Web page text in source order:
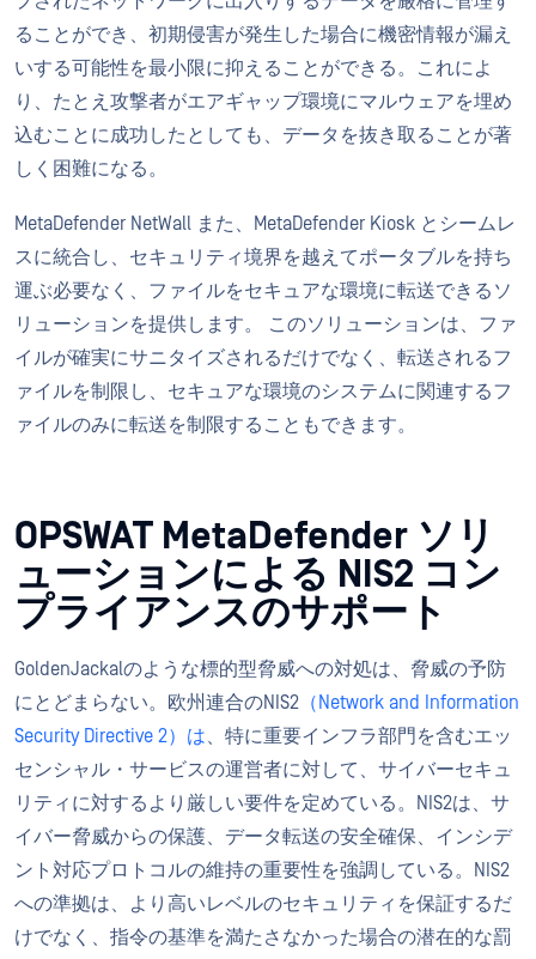
ることができ、初期侵害が発生した場合に機密情報が漏え
いする可能性を最小限に抑えることができる。これによ
り、たとえ攻撃者がエアギャップ環境にマルウェアを埋め
込むことに成功したとしても、データを抜き取ることが著
しく困難になる。
MetaDefender NetWall また、MetaDefender Kiosk とシームレ
スに統合し、セキュリティ境界を越えてポータブルを持ち
運ぶ必要なく、ファイルをセキュアな環境に転送できるソ
リューションを提供します。 このソリューションは、ファ
イルが確実にサニタイズされるだけでなく、転送されるフ
ァイルを制限し、セキュアな環境のシステムに関連するフ
ァイルのみに転送を制限することもできます。
OPSWAT MetaDefender ソリ
ューションによる NIS2 コン
プライアンスのサポート
GoldenJackalのような標的型脅威への対処は、脅威の予防
にとどまらない。欧州連合のNIS2 （Network and Information
Security Directive 2）は、特に重要インフラ部門を含むエッ
センシャル・サービスの運営者に対して、サイバーセキュ
リティに対するより厳しい要件を定めている。NIS2は、サ
イバー脅威からの保護、データ転送の安全確保、インシデ
ント対応プロトコルの維持の重要性を強調している。NIS2
への準拠は、より高いレベルのセキュリティを保証するだ
けでなく、指令の基準を満たさなかった場合の潜在的な罰